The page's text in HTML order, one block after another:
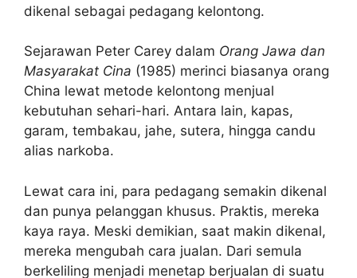
dikenal sebagai pedagang kelontong.
Sejarawan Peter Carey dalam Orang Jawa dan
Masyarakat Cina (1985) merinci biasanya orang
China lewat metode kelontong menjual
kebutuhan sehari-hari. Antara lain, kapas,
garam, tembakau, jahe, sutera, hingga candu
alias narkoba.
Lewat cara ini, para pedagang semakin dikenal
dan punya pelanggan khusus. Praktis, mereka
kaya raya. Meski demikian, saat makin dikenal,
mereka mengubah cara jualan. Dari semula
berkeliling menjadi menetap berjualan di suatu